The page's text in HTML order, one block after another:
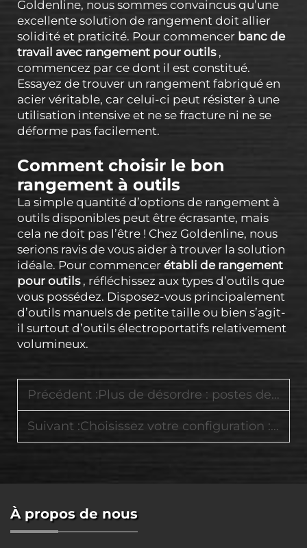
Goldenline, nous sommes convaincus qu’une
excellente solution de rangement doit allier
solidité et praticité. Pour commencer banc de
travail avec rangement pour outils ,
commencez par ce dont il est constitué.
Essayez de trouver un rangement fabriqué en
acier véritable, car celui-ci peut résister à une
utilisation intensive et ne se fracture ni ne se
déforme pas facilement.
Comment choisir le bon
rangement à outils
La simple quantité d’options de rangement à
outils disponibles peut être écrasante, mais
cela ne doit pas l’être ! Chez Goldenline, nous
serions ravis de vous aider à trouver la solution
idéale. Pour commencer établi de rangement
pour outils , réfléchissez aux types d’outils que
vous possédez. Disposez-vous principalement
d’outils manuels de petite taille ou bien s’agit-
il surtout d’outils électroportatifs relativement
volumineux.
Précédent :Plus de désordre : postes de travail intégrés avec organisation intelligente des tiroirs
Suivant :Choisissez votre configuration : armoire fixe ou chariot roulant – laquelle convient le mieux à votre flux de travail ?
À propos de nous